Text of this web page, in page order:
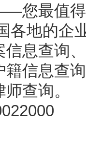
您最值
各地的企
信息查询
籍信息查
查询。